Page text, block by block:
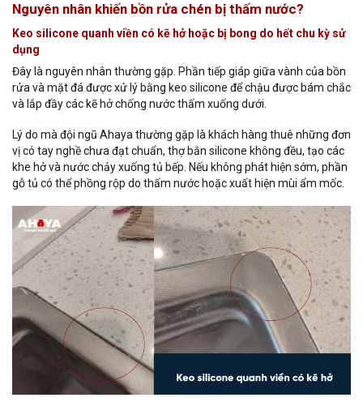
Nguyên nhân khiến bồn rửa chén bị thấm nước?
Keo silicone quanh viền có kẽ hở hoặc bị bong do hết chu kỳ sử
dụng
Đây là nguyên nhân thường gặp. Phần tiếp giáp giữa vành của bồn
rửa và mặt đá được xử lý bằng keo silicone để chậu được bám chắc
và lắp đầy các kẽ hở chống nước thấm xuống dưới.
Lý do mà đội ngũ Ahaya thường gặp là khách hàng thuê những đơn
vị có tay nghề chưa đạt chuẩn, thợ bắn silicone không đều, tạo các
khe hở và nước chảy xuống tủ bếp. Nếu không phát hiện sớm, phần
gỗ tủ có thể phồng rộp do thấm nước hoặc xuất hiện mùi ẩm mốc.